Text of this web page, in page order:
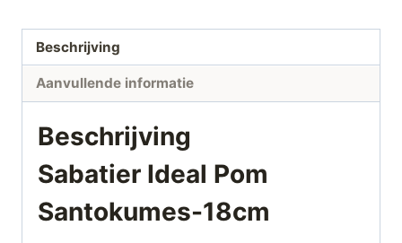
Beschrijving
Aanvullende informatie
Beschrijving
Sabatier Ideal Pom
Santokumes-18cm